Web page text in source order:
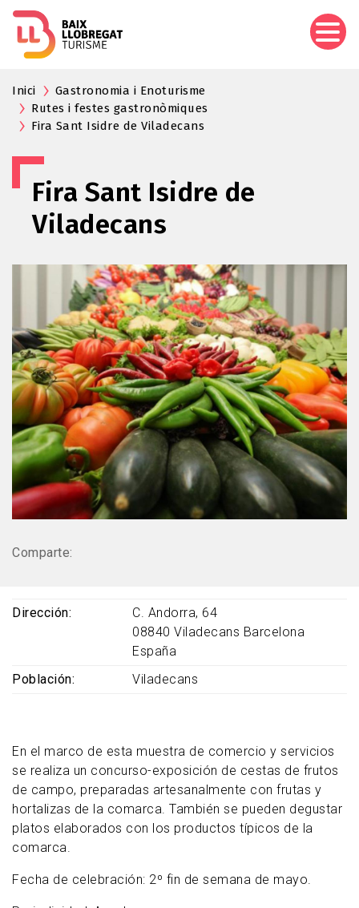
Inici
Gastronomia i Enoturisme
Rutes i festes gastronòmiques
Fira Sant Isidre de Viladecans
Fira Sant Isidre de
Viladecans
Comparte:
En el marco de esta muestra de comercio y servicios
se realiza un concurso-exposición de cestas de frutos
de campo, preparadas artesanalmente con frutas y
hortalizas de la comarca. También se pueden degustar
platos elaborados con los productos típicos de la
comarca.
Fecha de celebración: 2º fin de semana de mayo.
Dirección
C. Andorra, 64
08840 Viladecans Barcelona
España
Población
Viladecans